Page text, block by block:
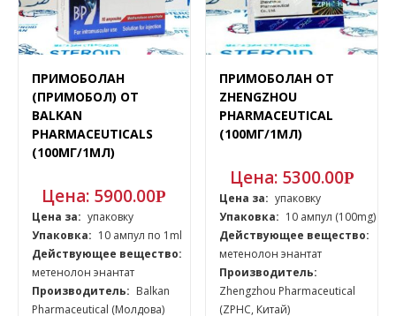
ПРИМОБОЛАН
(ПРИМОБОЛ) ОТ
BALKAN
PHARMACEUTICALS
(100МГ/1МЛ)
Цена: 5900.00Р
Цена за: упаковку
Упаковка: 10 ампул по 1ml
Действующее вещество:
метенолон энантат
Производитель: Balkan
Pharmaceutical (Молдова)
ПРИМОБОЛАН ОТ
ZHENGZHOU
PHARMACEUTICAL
(100МГ/1МЛ)
Цена: 5300.00Р
Цена за: упаковку
Упаковка: 10 ампул (100mg)
Действующее вещество:
метенолон энантат
Производитель:
Zhengzhou Pharmaceutical
(ZPHC, Китай)